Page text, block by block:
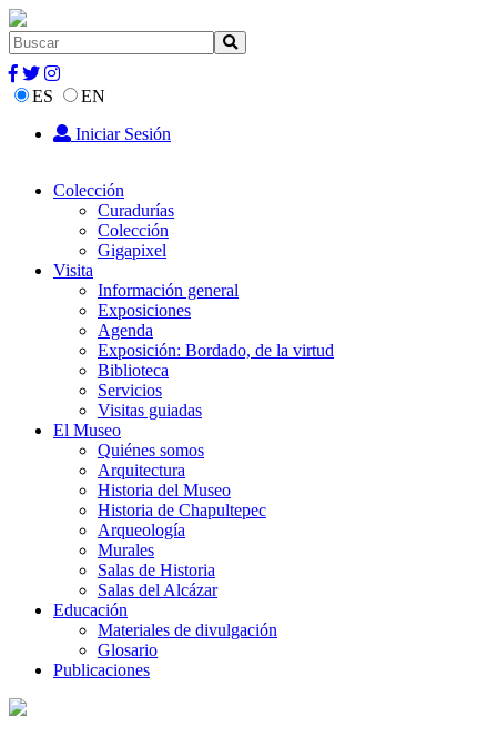
ES
EN
Iniciar Sesión
Colección
Curadurías
Colección
Gigapixel
Visita
Información general
Exposiciones
Agenda
Exposición: Bordado, de la virtud
Biblioteca
Servicios
Visitas guiadas
El Museo
Quiénes somos
Arquitectura
Historia del Museo
Historia de Chapultepec
Arqueología
Murales
Salas de Historia
Salas del Alcázar
Educación
Materiales de divulgación
Glosario
Publicaciones